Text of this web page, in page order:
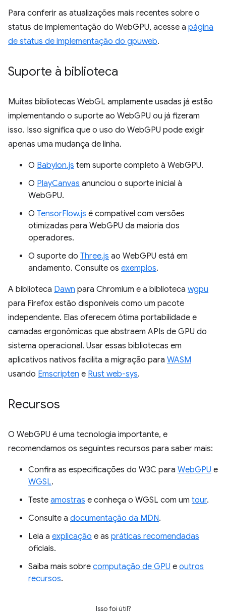
Para conferir as atualizações mais recentes sobre o
status de implementação do WebGPU, acesse a página
de status de implementação do gpuweb.
Suporte à biblioteca
Muitas bibliotecas WebGL amplamente usadas já estão
implementando o suporte ao WebGPU ou já fizeram
isso. Isso significa que o uso do WebGPU pode exigir
apenas uma mudança de linha.
O Babylon.js tem suporte completo à WebGPU.
O PlayCanvas anunciou o suporte inicial à
WebGPU.
O TensorFlow.js é compatível com versões
otimizadas para WebGPU da maioria dos
operadores.
O suporte do Three.js ao WebGPU está em
andamento. Consulte os exemplos.
A biblioteca Dawn para Chromium e a biblioteca wgpu
para Firefox estão disponíveis como um pacote
independente. Elas oferecem ótima portabilidade e
camadas ergonômicas que abstraem APIs de GPU do
sistema operacional. Usar essas bibliotecas em
aplicativos nativos facilita a migração para WASM
usando Emscripten e Rust web-sys.
Recursos
O WebGPU é uma tecnologia importante, e
recomendamos os seguintes recursos para saber mais:
Confira as especificações do W3C para WebGPU e
WGSL.
Teste amostras e conheça o WGSL com um tour.
Consulte a documentação da MDN.
Leia a explicação e as práticas recomendadas
oficiais.
Saiba mais sobre computação de GPU e outros
recursos.
Isso foi útil?